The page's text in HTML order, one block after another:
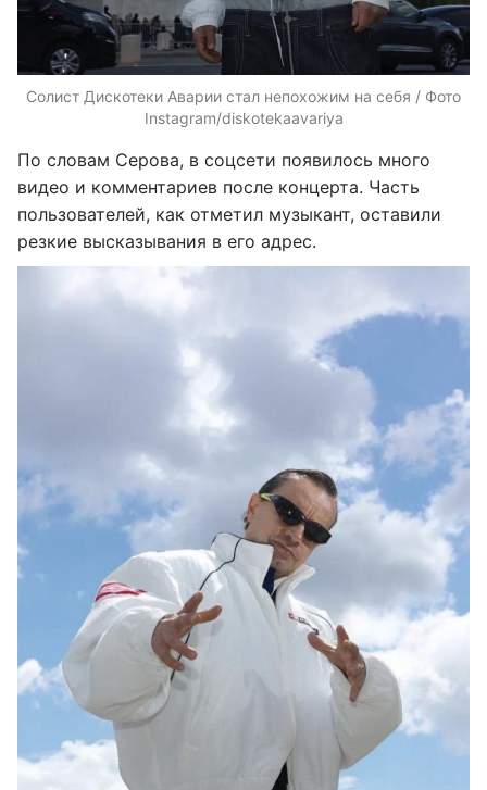
Солист Дискотеки Аварии стал непохожим на себя / Фото
Instagram/diskotekaavariya
По словам Серова, в соцсети появилось много
видео и комментариев после концерта. Часть
пользователей, как отметил музыкант, оставили
резкие высказывания в его адрес.